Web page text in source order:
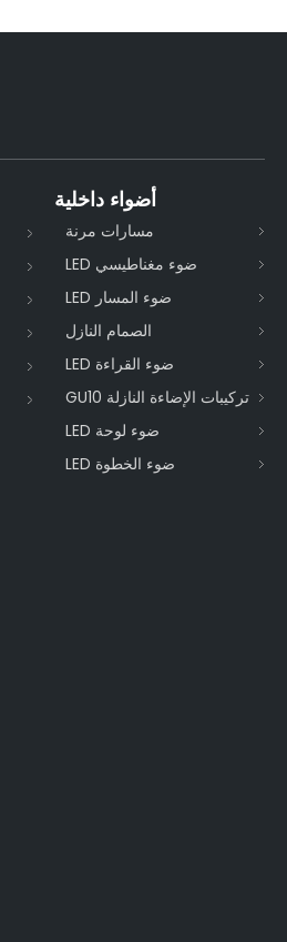
أضواء داخلية
مسارات مرنة
ضوء مغناطيسي LED
ضوء المسار LED
الصمام النازل
ضوء القراءة LED
تركيبات الإضاءة النازلة GU10
ضوء لوحة LED
ضوء الخطوة LED